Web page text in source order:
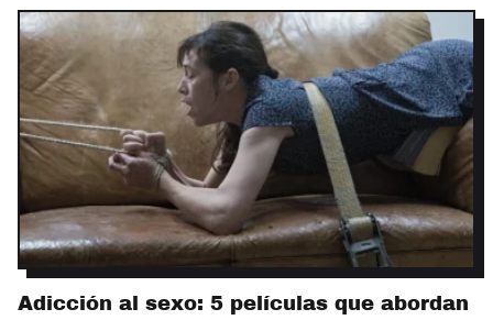
Adicción al sexo: 5 películas que abordan